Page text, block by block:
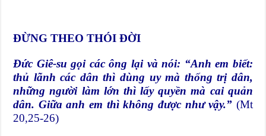
ĐỪNG THEO THÓI ĐỜI
Đức Giê-su gọi các ông lại và nói: “Anh em biết:
thủ lãnh các dân thì dùng uy mà thống trị dân,
những người làm lớn thì lấy quyền mà cai quản
dân. Giữa anh em thì không được như vậy.” (Mt
20,25-26)